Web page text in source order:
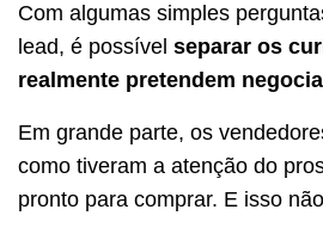
Com algumas simples
lead, é possível separar os
realmente pretendem
Em grande parte, os
como tiveram a atenção do
pronto para comprar. E isso